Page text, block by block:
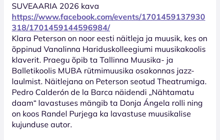
SUVEAARIA 2026 kava
https://www.facebook.com/events/1701459137930
318/1701459144596984/
Klara Peterson on noor eesti näitleja ja muusik, kes on
õppinud Vanalinna Hariduskolleegiumi muusikakoolis
klaverit. Praegu õpib ta Tallinna Muusika- ja
Balletikoolis MUBA rütmimuusika osakonnas jazz-
laulmist. Näitlejana on Peterson seotud Theatrumiga.
Pedro Calderón de la Barca näidendi „Nähtamatu
daam“ lavastuses mängib ta Donja Ángela rolli ning
on koos Randel Purjega ka lavastuse muusikalise
kujunduse autor.